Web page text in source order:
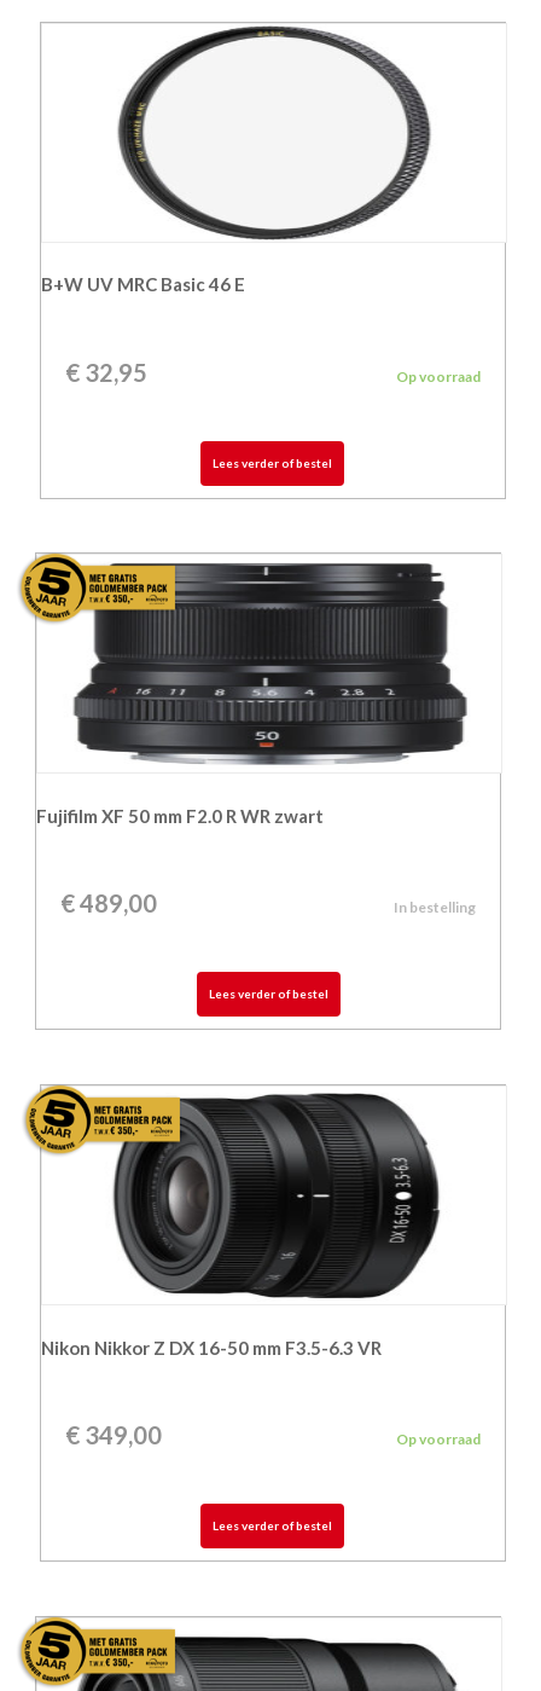
B+W UV MRC Basic 46 E
€32,95 Op voorraad
Lees verder of bestel
Fujifilm XF 50 mm F2.0 R WR zwart
€489,00 In bestelling
Lees verder of bestel
Nikon Nikkor Z DX 16-50 mm F3.5-6.3 VR
€349,00 Op voorraad
Lees verder of bestel